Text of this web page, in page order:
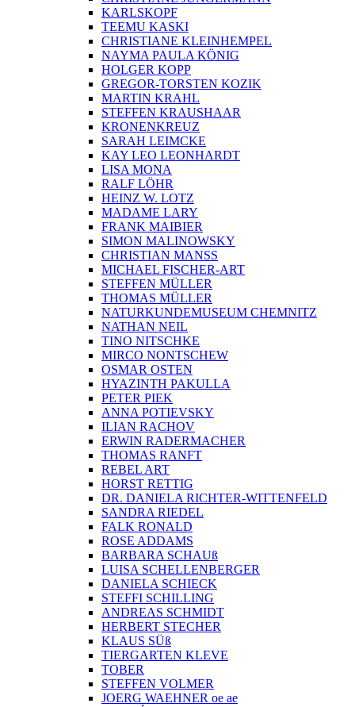
KARLSKOPF
TEEMU KASKI
CHRISTIANE KLEINHEMPEL
NAYMA PAULA KÖNIG
HOLGER KOPP
GREGOR-TORSTEN KOZIK
MARTIN KRAHL
STEFFEN KRAUSHAAR
KRONENKREUZ
SARAH LEIMCKE
KAY LEO LEONHARDT
LISA MONA
RALF LÖHR
HEINZ W. LOTZ
MADAME LARY
FRANK MAIBIER
SIMON MALINOWSKY
CHRISTIAN MANSS
MICHAEL FISCHER-ART
STEFFEN MÜLLER
THOMAS MÜLLER
NATURKUNDEMUSEUM CHEMNITZ
NATHAN NEIL
TINO NITSCHKE
MIRCO NONTSCHEW
OSMAR OSTEN
HYAZINTH PAKULLA
PETER PIEK
ANNA POTIEVSKY
ILIAN RACHOV
ERWIN RADERMACHER
THOMAS RANFT
REBEL ART
HORST RETTIG
DR. DANIELA RICHTER-WITTENFELD
SANDRA RIEDEL
FALK RONALD
ROSE ADDAMS
BARBARA SCHAUß
LUISA SCHELLENBERGER
DANIELA SCHIECK
STEFFI SCHILLING
ANDREAS SCHMIDT
HERBERT STECHER
KLAUS SÜß
TIERGARTEN KLEVE
TOBER
STEFFEN VOLMER
JOERG WAEHNER oe ae